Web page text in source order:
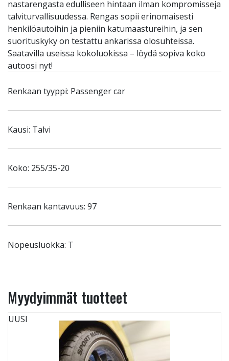
nastarengasta edulliseen hintaan ilman kompromisseja
talviturvallisuudessa. Rengas sopii erinomaisesti
henkilöautoihin ja pieniin katumaastureihin, ja sen
suorituskyky on testattu ankarissa olosuhteissa.
Saatavilla useissa kokoluokissa – löydä sopiva koko
autoosi nyt!
Renkaan tyyppi: Passenger car
Kausi: Talvi
Koko: 255/35-20
Renkaan kantavuus: 97
Nopeusluokka: T
Myydyimmät tuotteet
UUSI